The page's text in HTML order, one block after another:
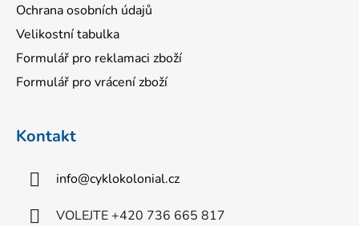
Ochrana osobních údajů
Velikostní tabulka
Formulář pro reklamaci zboží
Formulář pro vrácení zboží
Kontakt
info@cyklokolonial.cz
VOLEJTE +420 736 665 817